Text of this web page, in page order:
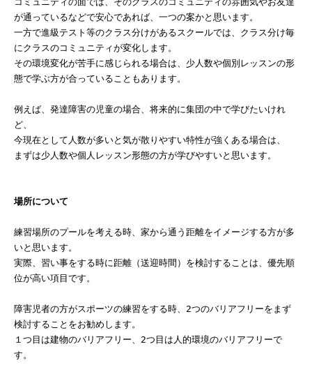
が通っているなどで安心であれば、一つの案かと思います。
一方で進級テスト等のクラス分けがあるスクールでは、クラス分け毎
にクラスのコミュニティが変化します。
その環境変化が苦手に感じられる場合は、少人数や個別レッスンの形
態で学ぶ方が合っていることもあります。
例えば、発達障害の児童の場合、将来的に集団の中で学びたいけれ
ど、
今現在として人数が多いと気が散りやすい特性が強くある場合は、
まずは少人数や個人レッスン形態の方が学びやすいと思います。
場所について
練習場所のプールを考える時、家から通う距離をイメージする方が多
いと思います。
実際、習い事をする時に距離（送迎時間）を検討することは、優先順
位が高い項目です。
障害児者の方がスポーツの練習をする時、2つのバリアフリーをまず
検討することをお勧めします。
１つ目は建物のバリアフリー、2つ目は人的環境のバリアフリーで
す。